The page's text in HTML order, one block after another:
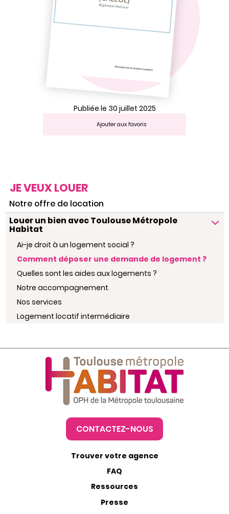
Publiée le 30 juillet 2025
Ajouter aux favoris
JE VEUX LOUER
Notre offre de location
Louer un bien avec Toulouse Métropole
Habitat
Ai-je droit à un logement social ?
Comment déposer une demande de logement ?
Quelles sont les aides aux logements ?
Notre accompagnement
Nos services
Logement locatif intermédiaire
CONTACTEZ-NOUS
Trouver votre agence
FAQ
Ressources
Presse